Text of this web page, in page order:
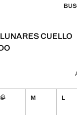
CUELLO
49.99 ]
color
S M L